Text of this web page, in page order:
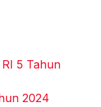
5 Tahun
2024